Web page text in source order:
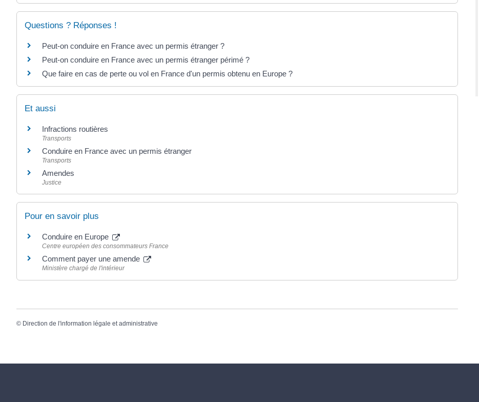
Questions ? Réponses !
Peut-on conduire en France avec un permis étranger ?
Peut-on conduire en France avec un permis étranger périmé ?
Que faire en cas de perte ou vol en France d'un permis obtenu en Europe ?
Et aussi
Infractions routières
Transports
Conduire en France avec un permis étranger
Transports
Amendes
Justice
Pour en savoir plus
Conduire en Europe
Centre européen des consommateurs France
Comment payer une amende
Ministère chargé de l'intérieur
© Direction de l'information légale et administrative